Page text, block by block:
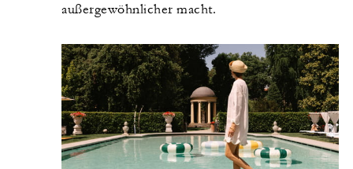
außergewöhnlicher macht.